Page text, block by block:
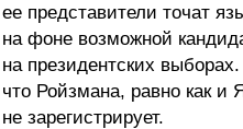
ее представители точат
на фоне возможной
на президентских
что Ройзмана, равно как и
не зарегистрирует.